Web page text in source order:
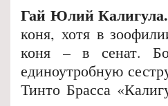
Гай Юлий Калигула.
коня, хотя в
коня – в сенат.
единоутробную
Тинто Брасса